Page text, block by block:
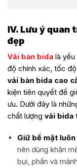
IV. Lưu ý quan
đẹp
Vải bàn bida là
độ chính xác, tốc
vải bàn bida cao
kiện tiên quyết để
ưu. Dưới đây là
chất lượng vải bida
Giữ bề mặt
nên dùng khăn
bụi, phấn và